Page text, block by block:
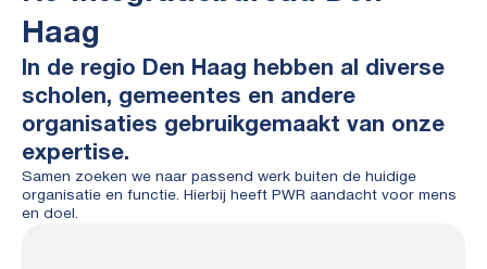
Haag
In de regio Den Haag hebben al diverse
scholen, gemeentes en andere
organisaties gebruikgemaakt van onze
expertise.
Samen zoeken we naar passend werk buiten de huidige
organisatie en functie. Hierbij heeft PWR aandacht voor mens
en doel.